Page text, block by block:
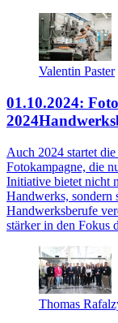
Valentin Paster
01.10.2024:
2024
Auch 2024 startet
Fotokampagne, die
Initiative bietet nicht
Handwerks, sondern
Handwerksberufe
stärker in den Fokus
Thomas